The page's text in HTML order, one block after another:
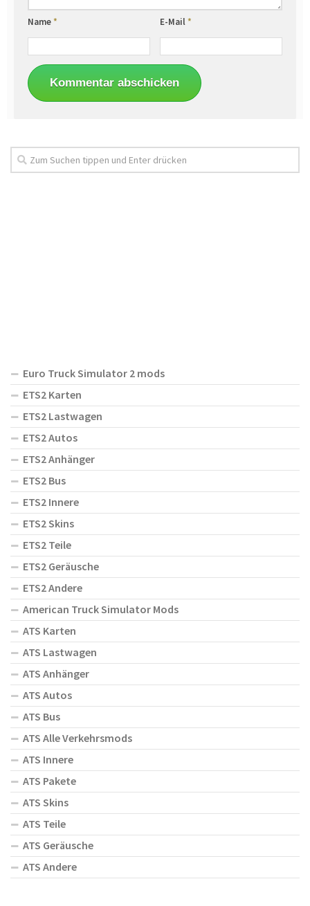
Name* E-Mail*
Euro Truck Simulator 2 mods
ETS2 Karten
ETS2 Lastwagen
ETS2 Autos
ETS2 Anhänger
ETS2 Bus
ETS2 Innere
ETS2 Skins
ETS2 Teile
ETS2 Geräusche
ETS2 Andere
American Truck Simulator Mods
ATS Karten
ATS Lastwagen
ATS Anhänger
ATS Autos
ATS Bus
ATS Alle Verkehrsmods
ATS Innere
ATS Pakete
ATS Skins
ATS Teile
ATS Geräusche
ATS Andere